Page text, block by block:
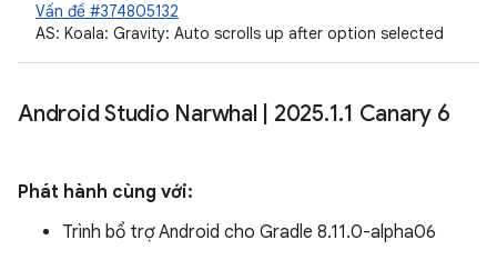
Vấn đề #374805132
AS: Koala: Gravity: Auto scrolls up after option selected
Android Studio Narwhal 2025.1.1 Canary 6
Phát hành cùng với:
Trình bổ trợ Android cho Gradle 8.11.0-alpha06